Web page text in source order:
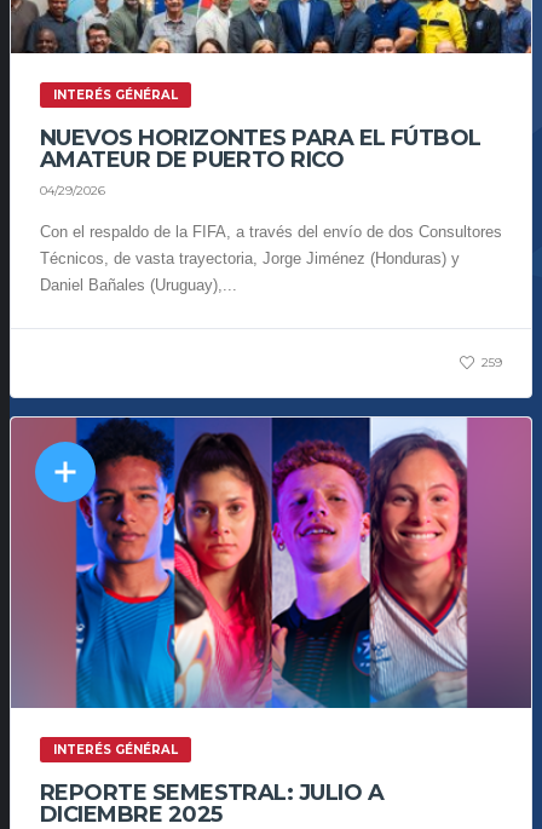
INTERÉS GÉNÉRAL
NUEVOS HORIZONTES PARA EL FÚTBOL
AMATEUR DE PUERTO RICO
04/29/2026
Con el respaldo de la FIFA, a través del envío de dos Consultores
Técnicos, de vasta trayectoria, Jorge Jiménez (Honduras) y
Daniel Bañales (Uruguay),...
259
INTERÉS GÉNÉRAL
REPORTE SEMESTRAL: JULIO A
DICIEMBRE 2025